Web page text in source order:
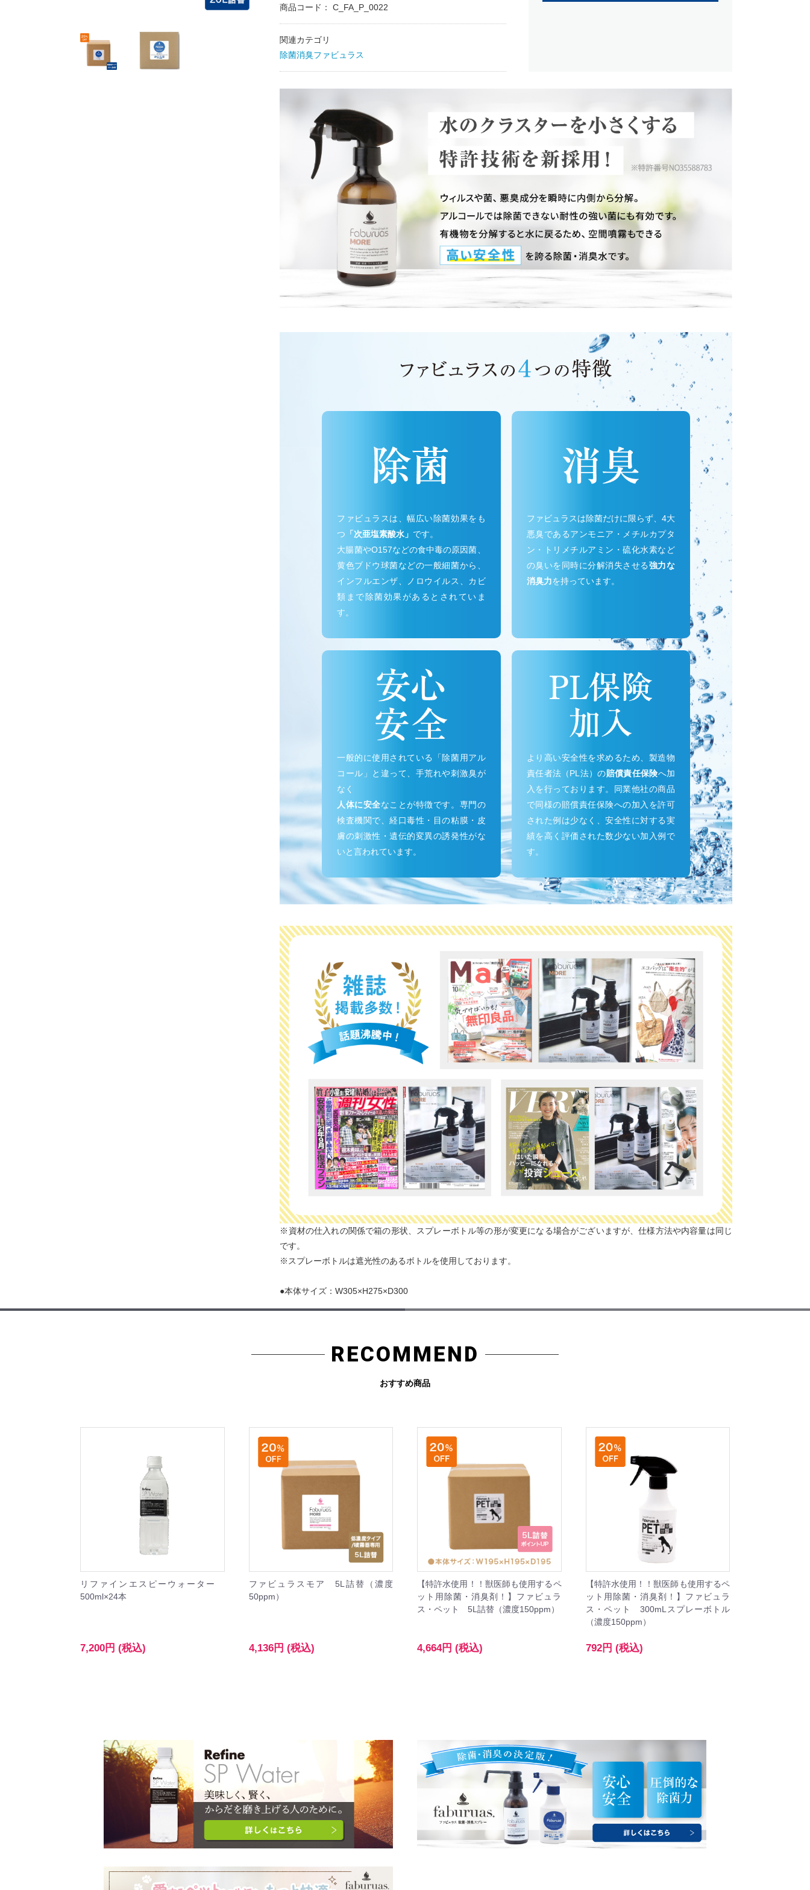
商品コード：C_FA_P_0022
関連カテゴリ
除菌消臭ファビュラス
ファビュラスは、幅広い除菌効果をも
つ 「次亜塩素酸水」 です。
大腸菌やO157などの食中毒の原因菌、
黄色ブドウ球菌などの一般細菌から、
インフルエンザ、ノロウイルス、カビ
類まで除菌効果があるとされていま
す。
ファビュラスは除菌だけに限らず、4大
悪臭であるアンモニア・メチルカプタ
ン・トリメチルアミン・硫化水素など
の臭いを同時に分解消失させる強力な
消臭力を持っています。
一般的に使用されている「除菌用アル
コール」と違って、手荒れや刺激臭が
なく
人体に安全なことが特徴です。専門の
検査機関で、経口毒性・目の粘膜・皮
膚の刺激性・遺伝的変異の誘発性がな
いと言われています。
より高い安全性を求めるため、製造物
責任者法（PL法）の賠償責任保険へ加
入を行っております。同業他社の商品
で同様の賠償責任保険への加入を許可
された例は少なく、安全性に対する実
績を高く評価された数少ない加入例で
す。
※資材の仕入れの関係で箱の形状、スプレーボトル等の形が変更になる場合がございますが、仕様方法や内容量は同じ
です。
※スプレーボトルは遮光性のあるボトルを使用しております。
●本体サイズ：W305×H275×D300
RECOMMEND
おすすめ商品
リファインエスピーウォーター
500ml×24本
7,200円 (税込)
ファビュラスモア 5L詰替（濃度
50ppm）
4,136円 (税込)
【特許水使用！！獣医師も使用するペ
ット用除菌・消臭剤！】ファビュラ
ス・ペット 5L詰替（濃度150ppm）
4,664円 (税込)
【特許水使用！！獣医師も使用するペ
ット用除菌・消臭剤！】ファビュラ
ス・ペット 300mLスプレーボトル
（濃度150ppm）
792円 (税込)